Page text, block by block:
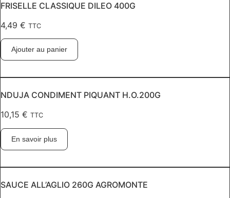
FRISELLE CLASSIQUE DILEO 400G
4,49 € TTC
Ajouter au panier
NDUJA CONDIMENT PIQUANT H.O.200G
10,15 € TTC
En savoir plus
SAUCE ALL’AGLIO 260G AGROMONTE